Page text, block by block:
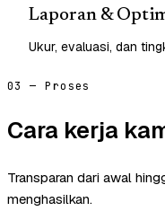
Laporan &
Ukur, evaluasi, dan
03 — Proses
Cara kerja
Transparan dari awal
menghasilkan.